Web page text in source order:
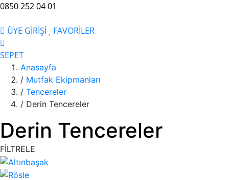
0850 252 04 01
ÜYE GİRİŞİ FAVORİLER
SEPET
Anasayfa
/ Mutfak Ekipmanları
/ Tencereler
/ Derin Tencereler
Derin Tencereler
FİLTRELE